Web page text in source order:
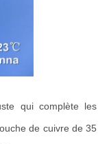
qui complète les
de cuivre de 35